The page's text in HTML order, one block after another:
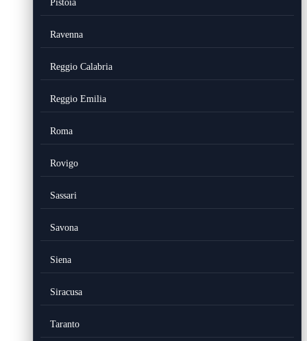
Pistoia
Ravenna
Reggio Calabria
Reggio Emilia
Roma
Rovigo
Sassari
Savona
Siena
Siracusa
Taranto